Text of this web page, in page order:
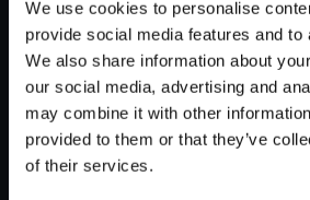
We use cookies to personalise
provide social media features and to
We also share information about
our social media, advertising and
may combine it with other
provided to them or that they’ve
of their services.
【単曲】プラ
サウンドトラ